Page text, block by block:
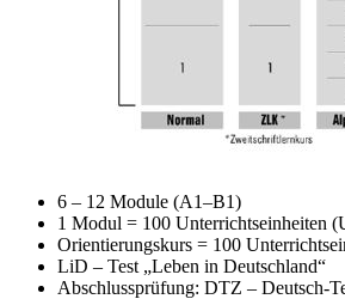
6 – 12 Module (A1–B1)
1 Modul = 100 Unterrichtseinheiten
Orientierungskurs = 100
LiD – Test „Leben in Deutschland“
Abschlussprüfung: DTZ – Deutsch-